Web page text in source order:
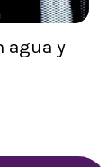
agua y